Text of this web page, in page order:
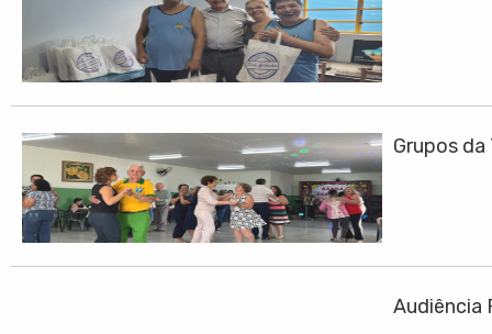
Grupos
Audiência